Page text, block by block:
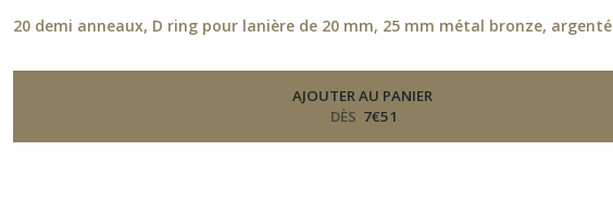
20 demi anneaux, D ring pour lanière de 20 mm, 25 mm métal bronze, argenté
AJOUTER AU PANIER
DÈS 7€51